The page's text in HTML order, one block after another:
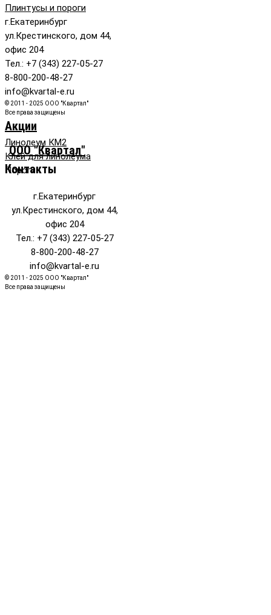
Плинтусы и пороги
г.Екатеринбург
ул.Крестинского, дом 44,
офис 204
Тел.: +7 (343) 227-05-27
8-800-200-48-27
info@kvartal-e.ru
© 2011 - 2025 ООО "Квартал"
Все права защищены
Акции
Линолеум КМ2
Клей для линолеума
Пороги
ООО "Квартал"
Контакты
г.Екатеринбург
ул.Крестинского, дом 44,
офис 204
Тел.: +7 (343) 227-05-27
8-800-200-48-27
info@kvartal-e.ru
© 2011 - 2025 ООО "Квартал"
Все права защищены